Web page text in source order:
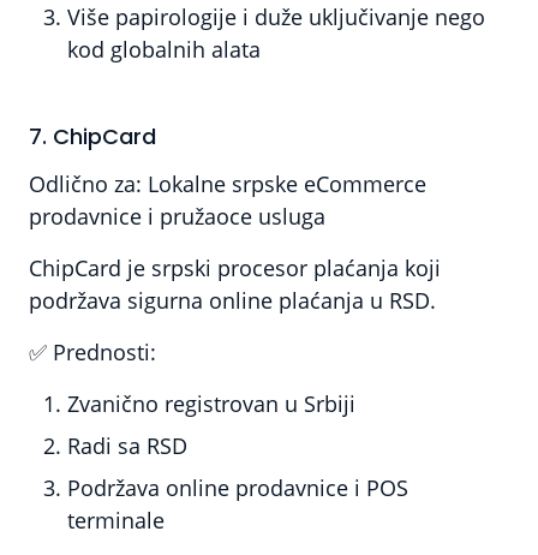
Više papirologije i duže uključivanje nego
kod globalnih alata
7. ChipCard
Odlično za: Lokalne srpske eCommerce
prodavnice i pružaoce usluga
ChipCard je srpski procesor plaćanja koji
podržava sigurna online plaćanja u RSD.
✅ Prednosti:
Zvanično registrovan u Srbiji
Radi sa RSD
Podržava online prodavnice i POS
terminale